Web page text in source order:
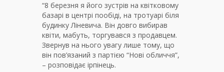
“8 березня я його зустрів на квітковому
базарі в центрі пообіді, на тротуарі біля
будинку Ліневича. Він довго вибирав
квіти, мабуть, торгувався з продавцем.
Звернув на нього увагу лише тому, що
він пов’язаний з партією “Нові обличчя”,
– розповідає ірпінець.